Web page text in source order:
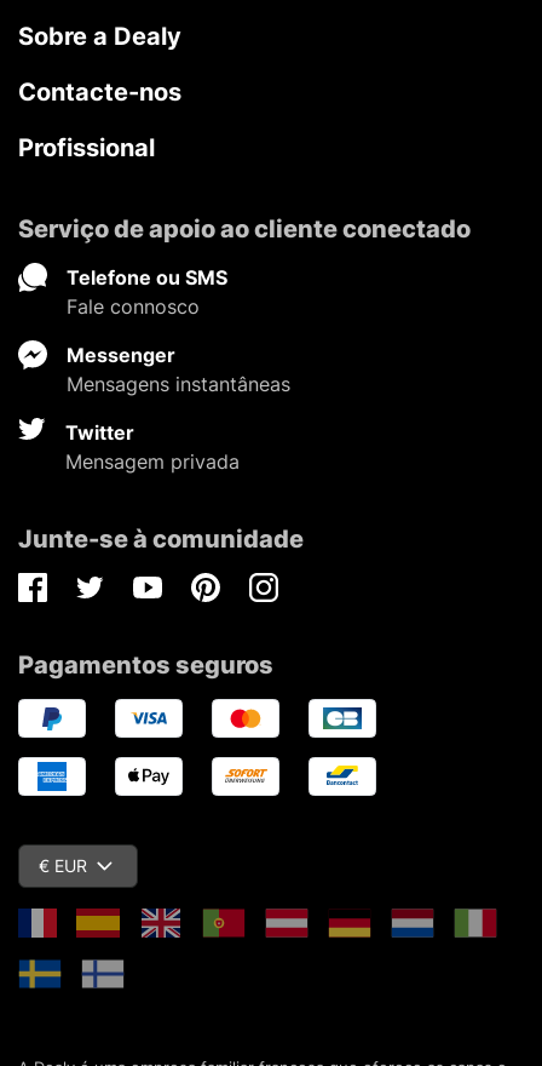
Sobre a Dealy
Contacte-nos
Profissional
Serviço de apoio ao cliente conectado
Telefone ou SMS
Fale connosco
Messenger
Mensagens instantâneas
Twitter
Mensagem privada
Junte-se à comunidade
FacebookTwitterYoutubePinterestInstagram
Pagamentos seguros
€ EUR